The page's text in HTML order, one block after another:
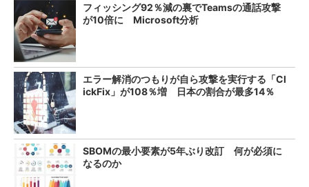
フィッシング92％減の裏でTeamsの通話攻撃
が10倍に Microsoft分析
エラー解消のつもりが自ら攻撃を実行する「Cl
ickFix」が108％増 日本の割合が最多14％
SBOMの最小要素が5年ぶり改訂 何が必須に
なるのか